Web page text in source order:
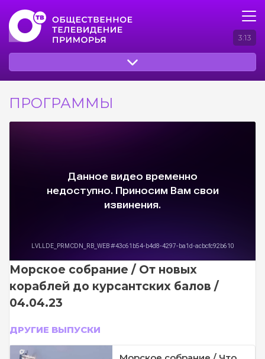
3:13
ПРОГРАММЫ
Морское собрание / От новых
кораблей до курсантских балов /
04.04.23
ДРУГИЕ ВЫПУСКИ